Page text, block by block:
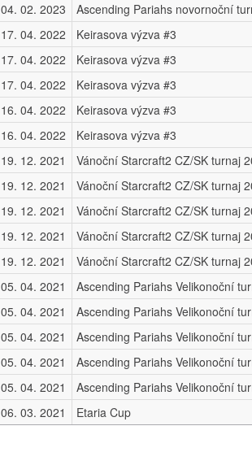
04. 02. 2023
Ascending Pariahs novornoční
17. 04. 2022
Keirasova výzva #3
17. 04. 2022
Keirasova výzva #3
17. 04. 2022
Keirasova výzva #3
16. 04. 2022
Keirasova výzva #3
16. 04. 2022
Keirasova výzva #3
19. 12. 2021
Vánoční Starcraft2 CZ/SK turnaj
19. 12. 2021
Vánoční Starcraft2 CZ/SK turnaj
19. 12. 2021
Vánoční Starcraft2 CZ/SK turnaj
19. 12. 2021
Vánoční Starcraft2 CZ/SK turnaj
19. 12. 2021
Vánoční Starcraft2 CZ/SK turnaj
05. 04. 2021
05. 04. 2021
05. 04. 2021
05. 04. 2021
05. 04. 2021
06. 03. 2021
Etaria Cup